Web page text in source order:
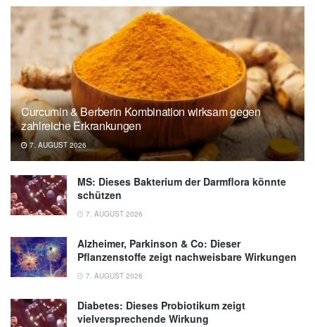
für Gesundheit und Ernährungssicherheit
Curcumin & Berberin Kombination wirksam gegen
zahlreiche Erkrankungen
7. AUGUST 2026
MS: Dieses Bakterium der Darmflora könnte
schützen
7. AUGUST 2026
Alzheimer, Parkinson & Co: Dieser
Pflanzenstoffe zeigt nachweisbare Wirkungen
7. AUGUST 2026
Diabetes: Dieses Probiotikum zeigt
vielversprechende Wirkung